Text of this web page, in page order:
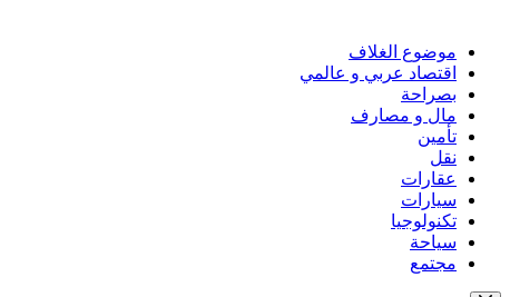
موضوع الغلاف
اقتصاد عربي و عالمي
بصراحة
مال و مصارف
تأمين
نقل
عقارات
سيارات
تكنولوجيا
سياحة
مجتمع